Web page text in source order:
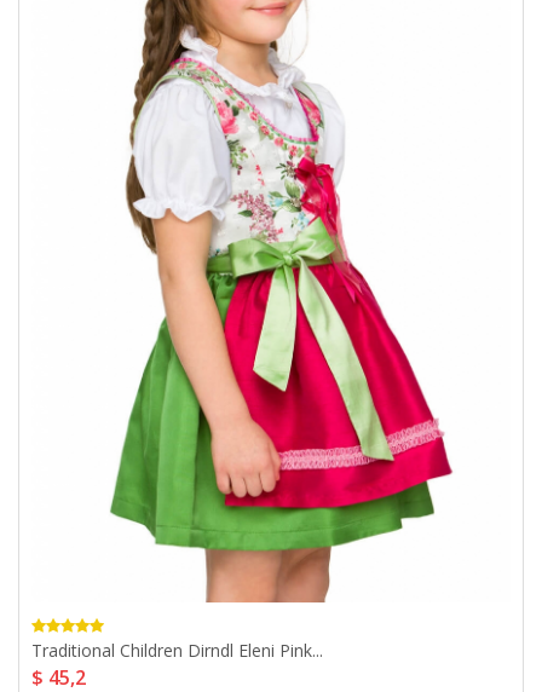
Traditional Children Dirndl Eleni Pink...
$ 45,2